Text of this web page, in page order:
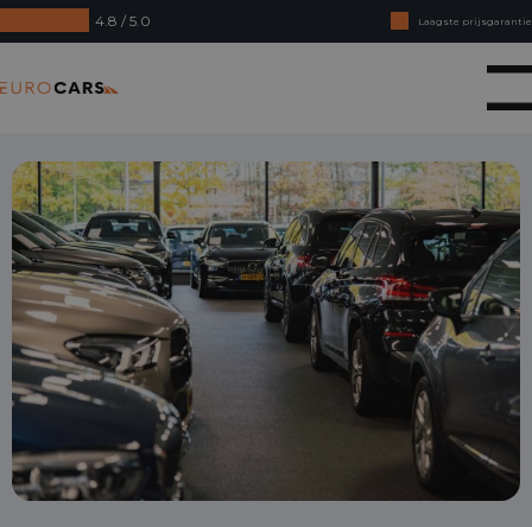
4.8 / 5.0
Laagste prijsgarantie
Online kopen, niet goed geld terug
Financial lease - Soepele acceptatie